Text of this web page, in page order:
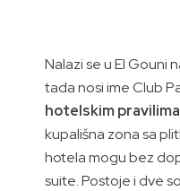
Nalazi se u El Gouni
tada nosi ime Club
hotelskim
kupališna zona sa
hotela mogu bez
suite. Postoje i dve